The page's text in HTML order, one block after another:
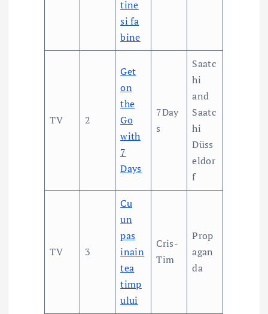
tine
si fa
bine
TV 2
Get
on
the
Go
with
7
Days
7Day
s
Saatc
hi
and
Saatc
hi
Düss
eldor
f
TV 3
Cu
un
pas
inain
tea
timp
ului
Cris-
Tim
Prop
agan
da